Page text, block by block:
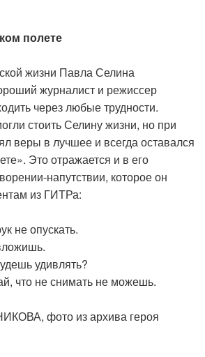
полете
жизни Павла Селина
журналист и режиссер
через любые трудности.
стоить Селину жизни, но при
веры в лучшее и всегда оставался
Это отражается и в его
напутствии, которое он
из ГИТРа:
не опускать.
удивлять?
что не снимать не можешь.
фото из архива героя